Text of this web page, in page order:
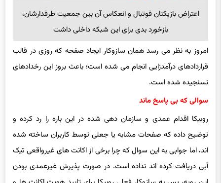
اعتراض بازیکنان فوتبال و انعکاس آن بین جمعیت طرفدارشان،
بازخورد بدی برای این شبکه داخلی داشت
امروز به نظر می رسد همان سازوکار ایجاد صفحه که روزی در قالب
قراردادهای درآمدزایی انجام می شده است؛ باعث بروز این رخدادهای
نسنجیده شده است.
سوالی که بی پاسخ ماند
روبیکا اقدام عمدی و سازمان دهی شده در این باره را رد کرده و
توضیح داده که صفحات مشابه یا جعلی توسط کاربران ساخته شده
اند، اما جوابی به این سوال که چرا برخی از اکانتهای غیرواقعی تیک
آبی دریافت کرده اند نداده است. در صورت پذیرش غیرعمدی بودن